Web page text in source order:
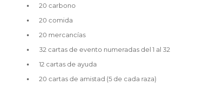
20 carbono
20 comida
20 mercancías
32 cartas de evento numeradas del 1 al 32
12 cartas de ayuda
20 cartas de amistad (5 de cada raza)